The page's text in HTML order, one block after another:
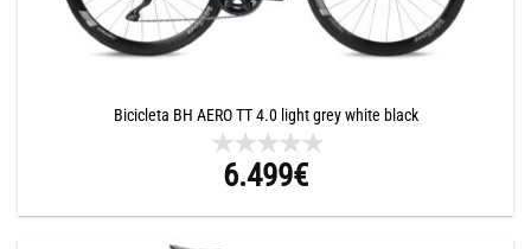
Bicicleta BH AERO TT 4.0 light grey white black
6.499€